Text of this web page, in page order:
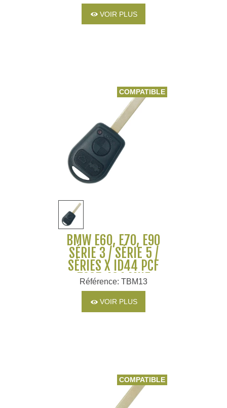
VOIR PLUS
COMPATIBLE
BMW E60, E70, E90
SÉRIE 3 / SÉRIE 5 /
SÉRIES X ID44 PCF
7935 434 MHZ
Référence: TBM13
VOIR PLUS
COMPATIBLE